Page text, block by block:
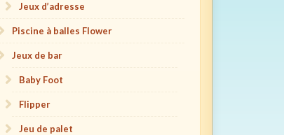
Jeux d’adresse
Piscine à balles Flower
Jeux de bar
Baby Foot
Flipper
Jeu de palet